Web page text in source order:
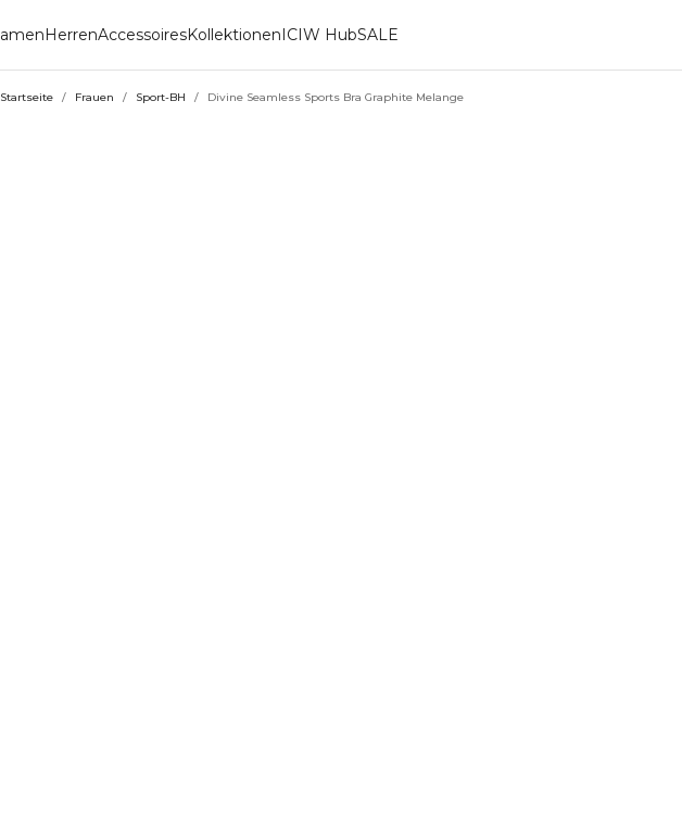
HerrenAccessoiresKollektionenICIW HubSALE
Startseite / Frauen / Sport-BH / Divine Seamless Sports Bra Graphite Melange